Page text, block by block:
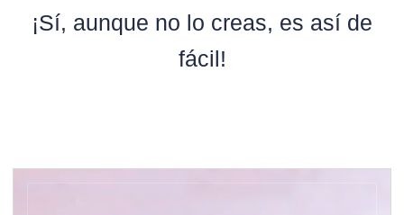
¡Sí, aunque no lo creas, es así de
fácil!